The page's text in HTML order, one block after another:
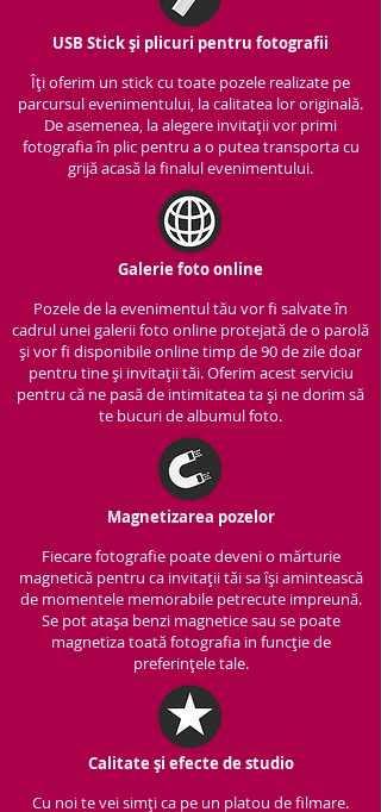
USB Stick și plicuri pentru fotografii
Îți oferim un stick cu toate pozele realizate pe
parcursul evenimentului, la calitatea lor originală.
De asemenea, la alegere invitații vor primi
fotografia în plic pentru a o putea transporta cu
grijă acasă la finalul evenimentului.
Galerie foto online
Pozele de la evenimentul tău vor fi salvate în
cadrul unei galerii foto online protejată de o parolă
și vor fi disponibile online timp de 90 de zile doar
pentru tine și invitații tăi. Oferim acest serviciu
pentru că ne pasă de intimitatea ta și ne dorim să
te bucuri de albumul foto.
Magnetizarea pozelor
Fiecare fotografie poate deveni o mărturie
magnetică pentru ca invitații tăi sa își amintească
de momentele memorabile petrecute impreună.
Se pot atașa benzi magnetice sau se poate
magnetiza toată fotografia in funcție de
preferințele tale.
Calitate și efecte de studio
Cu noi te vei simți ca pe un platou de filmare.